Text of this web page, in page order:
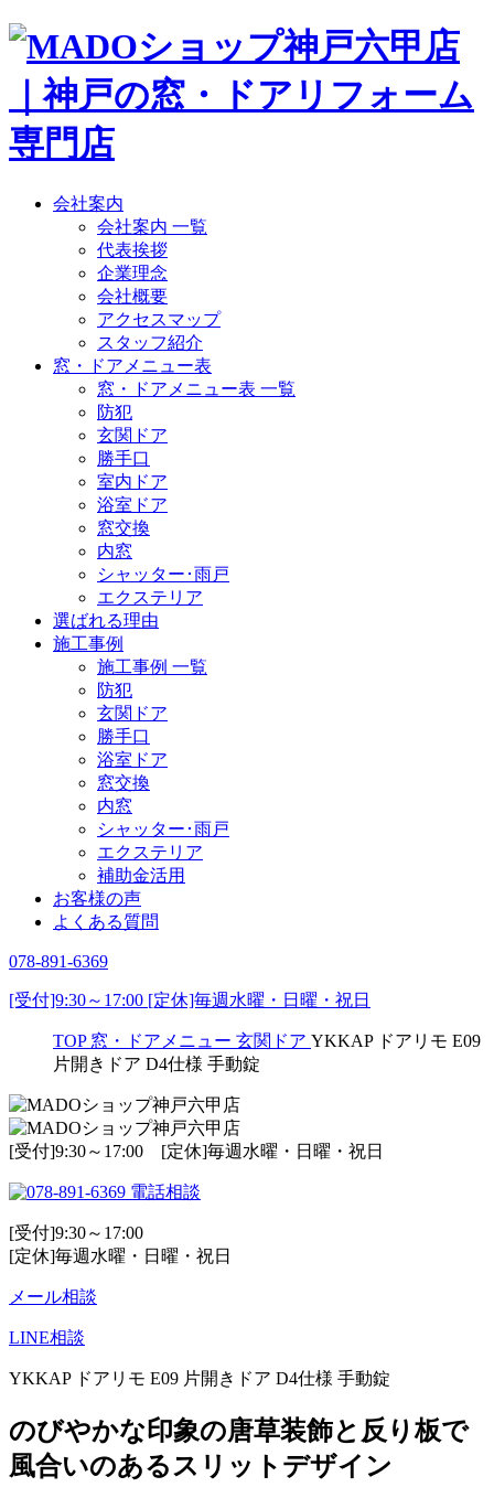
会社案内
会社案内 一覧
代表挨拶
企業理念
会社概要
アクセスマップ
スタッフ紹介
窓・ドアメニュー表
窓・ドアメニュー表 一覧
防犯
玄関ドア
勝手口
室内ドア
浴室ドア
窓交換
内窓
シャッター･雨戸
エクステリア
選ばれる理由
施工事例
施工事例 一覧
防犯
玄関ドア
勝手口
浴室ドア
窓交換
内窓
シャッター･雨戸
エクステリア
補助金活用
お客様の声
よくある質問
078-891-6369
[受付]9:30～17:00 [定休]毎週水曜・日曜・祝日
TOP 窓・ドアメニュー 玄関ドア YKKAP ドアリモ E09
片開きドア D4仕様 手動錠
[受付]9:30～17:00 [定休]毎週水曜・日曜・祝日
電話相談
[受付]9:30～17:00
[定休]毎週水曜・日曜・祝日
メール相談
LINE相談
YKKAP ドアリモ E09 片開きドア D4仕様 手動錠
のびやかな印象の唐草装飾と反り板で
風合いのあるスリットデザイン